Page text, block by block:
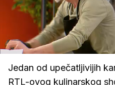
Upali
zvuk
/
Jedan od upečatljivijih
RTL-ovog kulinarskog